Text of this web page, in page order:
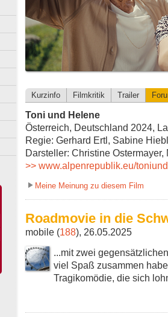
Kurzinfo Filmkritik Trailer
Toni und Helene
Österreich, Deutschland 2024,
Regie: Gerhard Ertl, Sabine
Darsteller: Christine
>> www.alpenrepublik.eu/
Meine Meinung zu diesem Film
Roadmovie in die
mobile (188), 26.05.2025
...mit zwei
viel Spaß zusammen
Tragikomödie, die sich